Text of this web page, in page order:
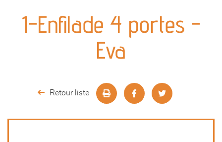
séjours
meubles de complément
1-Enfilade 4 portes -
Eva
Retour liste